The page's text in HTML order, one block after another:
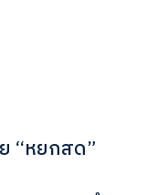
“หยกสด”